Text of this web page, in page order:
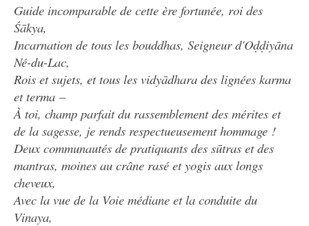
Guide incomparable de cette ère fortunée, roi des
Śākya,
Incarnation de tous les bouddhas, Seigneur d'Oḍḍiyāna
Né-du-Lac,
Rois et sujets, et tous les vidyādhara des lignées karma
et terma –
À toi, champ parfait du rassemblement des mérites et
de la sagesse, je rends respectueusement hommage !
Deux communautés de pratiquants des sūtras et des
mantras, moines au crâne rasé et yogis aux longs
cheveux,
Avec la vue de la Voie médiane et la conduite du
Vinaya,